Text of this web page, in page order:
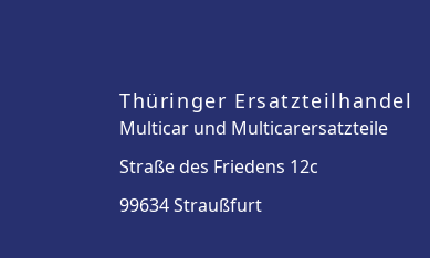
Thüringer Ersatzteilhandel
Multicar und Multicarersatzteile
Straße des Friedens 12c
99634 Straußfurt